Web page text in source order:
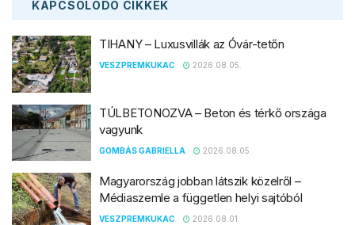
KAPCSOLÓDÓ CIKKEK
TIHANY – Luxusvillák az Óvár-tetőn
VESZPREMKUKAC 2026.08.05.
TÚLBETONOZVA – Beton és térkő országa
vagyunk
GOMBÁS GABRIELLA 2026.08.05.
Magyarország jobban látszik közelről –
Médiaszemle a független helyi sajtóból
VESZPREMKUKAC 2026.08.01.